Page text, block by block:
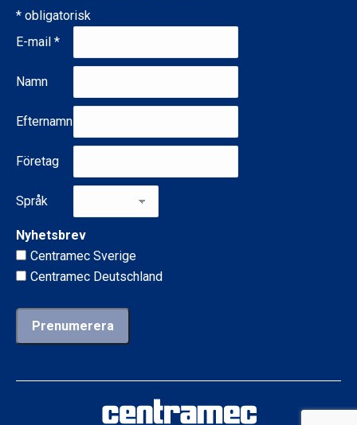
* obligatorisk
E-mail *
Namn
Efternamn
Företag
Språk
Nyhetsbrev
Centramec Sverige
Centramec Deutschland